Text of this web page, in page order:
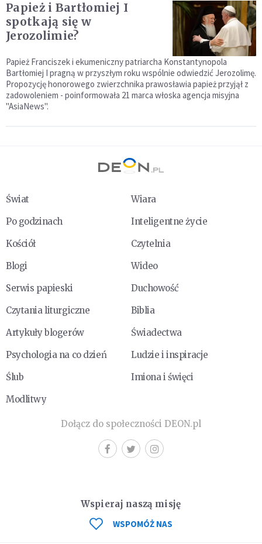
Papież i Bartłomiej I
spotkają się w
Jerozolimie?
Papież Franciszek i ekumeniczny patriarcha Konstantynopola
Bartłomiej I pragną w przyszłym roku wspólnie odwiedzić Jerozolimę.
Propozycję honorowego zwierzchnika prawosławia papież przyjął z
zadowoleniem - poinformowała 21 marca włoska agencja misyjna
"AsiaNews".
Świat
Wiara
Po godzinach
Inteligentne życie
Kościół
Czytelnia
Blogi
Wideo
Serwis papieski
Duchowość
Czytania liturgiczne
Biblia
Artykuły blogerów
Świadectwa
Psychologia na co dzień
Ludzie i inspiracje
Ślub
Imiona i święci
Modlitwy
Dołącz do społeczności DEON.pl
Wspieraj naszą misję
WSPOMÓŻ NAS